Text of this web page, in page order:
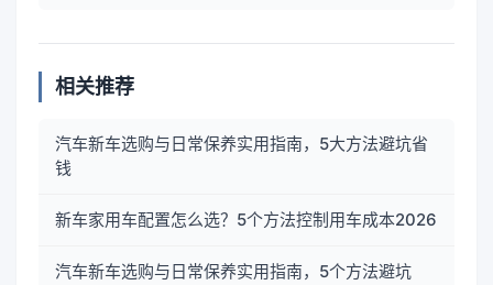
相关推荐
汽车新车选购与日常保养实用指南，5大方法避坑省
钱
新车家用车配置怎么选？5个方法控制用车成本2026
汽车新车选购与日常保养实用指南，5个方法避坑